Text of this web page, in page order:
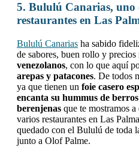
5. Bululú Canarias, uno
restaurantes en Las
Bululú Canarias ha sabido
de sabores, buen rollo y precios
venezolanos, con lo que aquí
arepas y patacones. De todos
ya que tienen un foie casero
encanta su hummus de
berenjenas que te mostramos
varios restaurantes en Las
quedado con el Bululú de toda
junto a Olof Palme.